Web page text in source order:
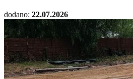
dodano: 22.07.2026